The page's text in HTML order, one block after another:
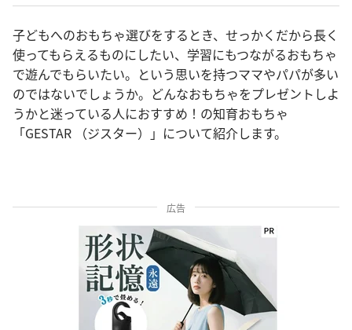
子どもへのおもちゃ選びをするとき、せっかくだから長く
使ってもらえるものにしたい、学習にもつながるおもちゃ
で遊んでもらいたい。という思いを持つママやパパが多い
のではないでしょうか。どんなおもちゃをプレゼントしよ
うかと迷っている人におすすめ！の知育おもちゃ
「GESTAR （ジスター）」について紹介します。
広告